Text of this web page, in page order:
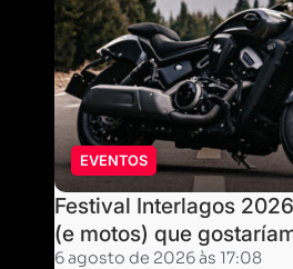
EVENTOS
Festival Interlagos
(e motos) que
6 agosto de 2026 às 17:08